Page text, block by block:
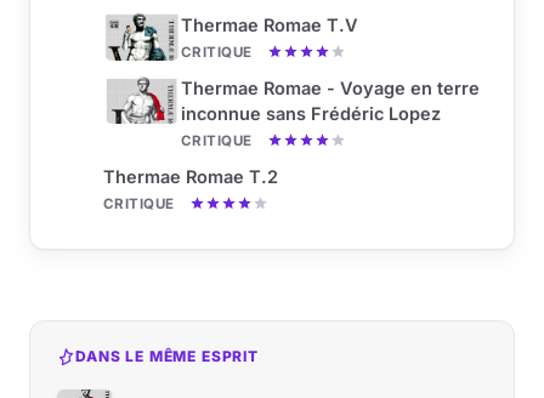
Thermae Romae T.V
CRITIQUE
Thermae Romae - Voyage en terre
inconnue sans Frédéric Lopez
CRITIQUE
Thermae Romae T.2
CRITIQUE
DANS LE MÊME ESPRIT